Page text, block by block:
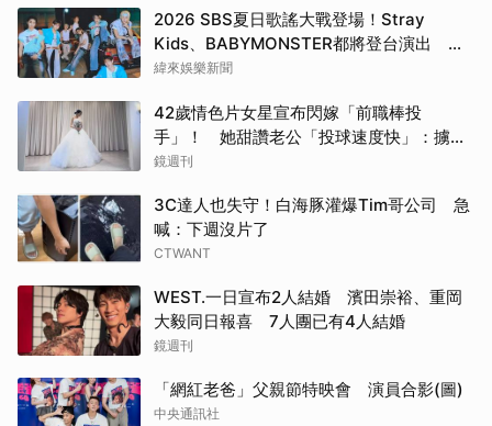
2026 SBS夏日歌謠大戰登場！Stray
Kids、BABYMONSTER都將登台演出 陣
容直播時間一次看
緯來娛樂新聞
42歲情色片女星宣布閃嫁「前職棒投
手」！ 她甜讚老公「投球速度快」：擄獲
我的心
鏡週刊
3C達人也失守！白海豚灌爆Tim哥公司 急
喊：下週沒片了
CTWANT
WEST.一日宣布2人結婚 濱田崇裕、重岡
大毅同日報喜 7人團已有4人結婚
鏡週刊
「網紅老爸」父親節特映會 演員合影(圖)
中央通訊社